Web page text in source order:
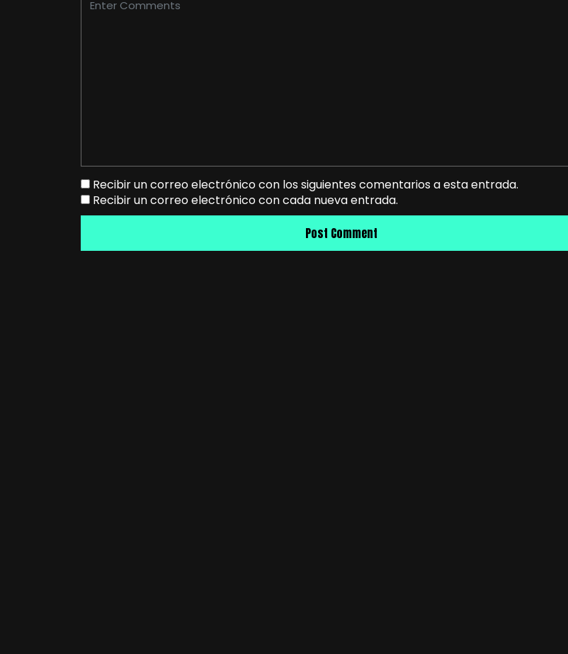
Recibir un correo electrónico con los siguientes comentarios a esta entrada.
Recibir un correo electrónico con cada nueva entrada.